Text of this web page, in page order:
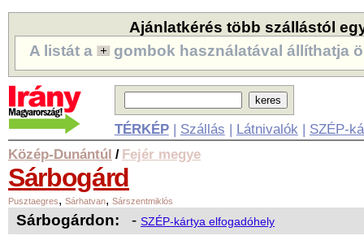
Ajánlatkérés több szállástól
A listát a
gombok használatával állíthatja
TÉRKÉP| Szállás | Látnivalók | SZÉP-
Közép-Dunántúl / Fejér megye
Sárbogárd
Pusztaegres, Sárhatvan, Sárszentmiklós
Sárbogárdon: - SZÉP-kártya elfogadóhely